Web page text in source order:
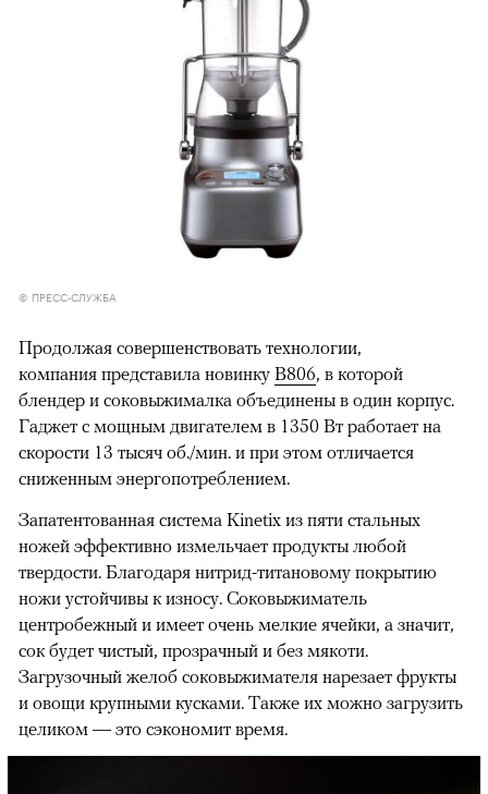
© ПРЕСС-СЛУЖБА
Продолжая совершенствовать технологии,
компания представила новинку B806, в которой
блендер и соковыжималка объединены в один корпус.
Гаджет с мощным двигателем в 1350 Вт работает на
скорости 13 тысяч об./мин. и при этом отличается
сниженным энергопотреблением.
Запатентованная система Kinetix из пяти стальных
ножей эффективно измельчает продукты любой
твердости. Благодаря нитрид-титановому покрытию
ножи устойчивы к износу. Соковыжиматель
центробежный и имеет очень мелкие ячейки, а значит,
сок будет чистый, прозрачный и без мякоти.
Загрузочный желоб соковыжимателя нарезает фрукты
и овощи крупными кусками. Также их можно загрузить
целиком — это сэкономит время.